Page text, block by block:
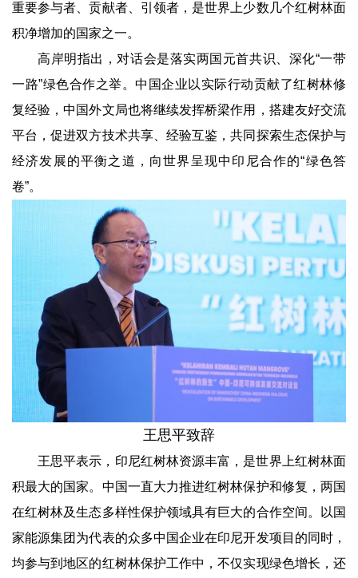
重要参与者、贡献者、引领者，是世界上少数几个红树林面
积净增加的国家之一。
高岸明指出，对话会是落实两国元首共识、深化“一带
一路”绿色合作之举。中国企业以实际行动贡献了红树林修
复经验，中国外文局也将继续发挥桥梁作用，搭建友好交流
平台，促进双方技术共享、经验互鉴，共同探索生态保护与
经济发展的平衡之道，向世界呈现中印尼合作的“绿色答
卷”。
王思平致辞
王思平表示，印尼红树林资源丰富，是世界上红树林面
积最大的国家。中国一直大力推进红树林保护和修复，两国
在红树林及生态多样性保护领域具有巨大的合作空间。以国
家能源集团为代表的众多中国企业在印尼开发项目的同时，
均参与到地区的红树林保护工作中，不仅实现绿色增长，还